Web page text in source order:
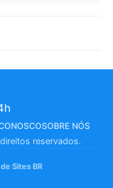
SOBRE NÓS
reservados.
Sites BR